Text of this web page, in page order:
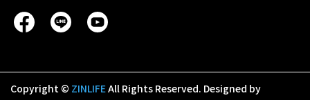
Copyright © ZINLIFEAll Rights Reserved. Designed by